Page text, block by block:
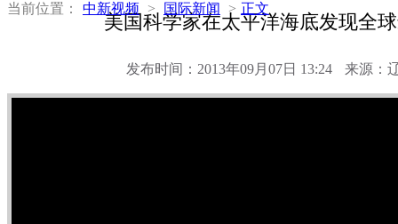
当前位置： 中新视频 > 国际新闻 > 正文
美国科学家在太平洋海底发现全
发布时间：2013年09月07日 13:24 来源：